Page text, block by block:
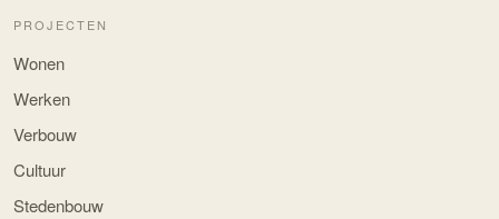
PROJECTEN
Wonen
Werken
Verbouw
Cultuur
Stedenbouw